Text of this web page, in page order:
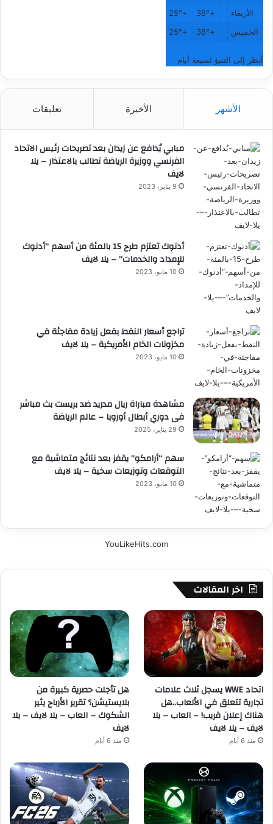
الأربعاء
+
38°
+
25°
الخميس
+
38°
+
25°
أنظر إلى التنبؤ لسبعة أيام
الأشهر الأخيرة تعليقات
مبابي يُدافع عن زيدان بعد تصريحات رئيس الاتحاد
الفرنسي ووزيرة الرياضة تطالب بالاعتذار – يلا
لايف
9 يناير، 2023
أدنوك تعتزم طرح 15 بالمئة من أسهم “أدنوك
للإمداد والخدمات” – يلا لايف
10 مايو، 2023
تراجع أسعار النفط بفعل زيادة مفاجئة في
مخزونات الخام الأمريكية – يلا لايف
10 مايو، 2023
مشاهدة مباراة ريال مدريد ضد بريست بث مباشر
فى دوري أبطال أوروبا – عالم الرياضة
29 يناير، 2025
سهم “أرامكو” يقفز بعد نتائج متماشية مع
التوقعات وتوزيعات سخية – يلا لايف
10 مايو، 2023
YouLikeHits.com
اخر المقالات
اتحاد WWE يسجل ثلاث علامات
تجارية تتعلق في الألعاب..هل
هناك إعلان قريب! – العاب – يلا
لايف – يلا لايف
منذ 6 أيام
هل تأجلت حصرية كبيرة من
بلايستيشن؟ تقرير الأرباح يثير
الشكوك – العاب – يلا لايف – يلا
لايف
منذ 6 أيام